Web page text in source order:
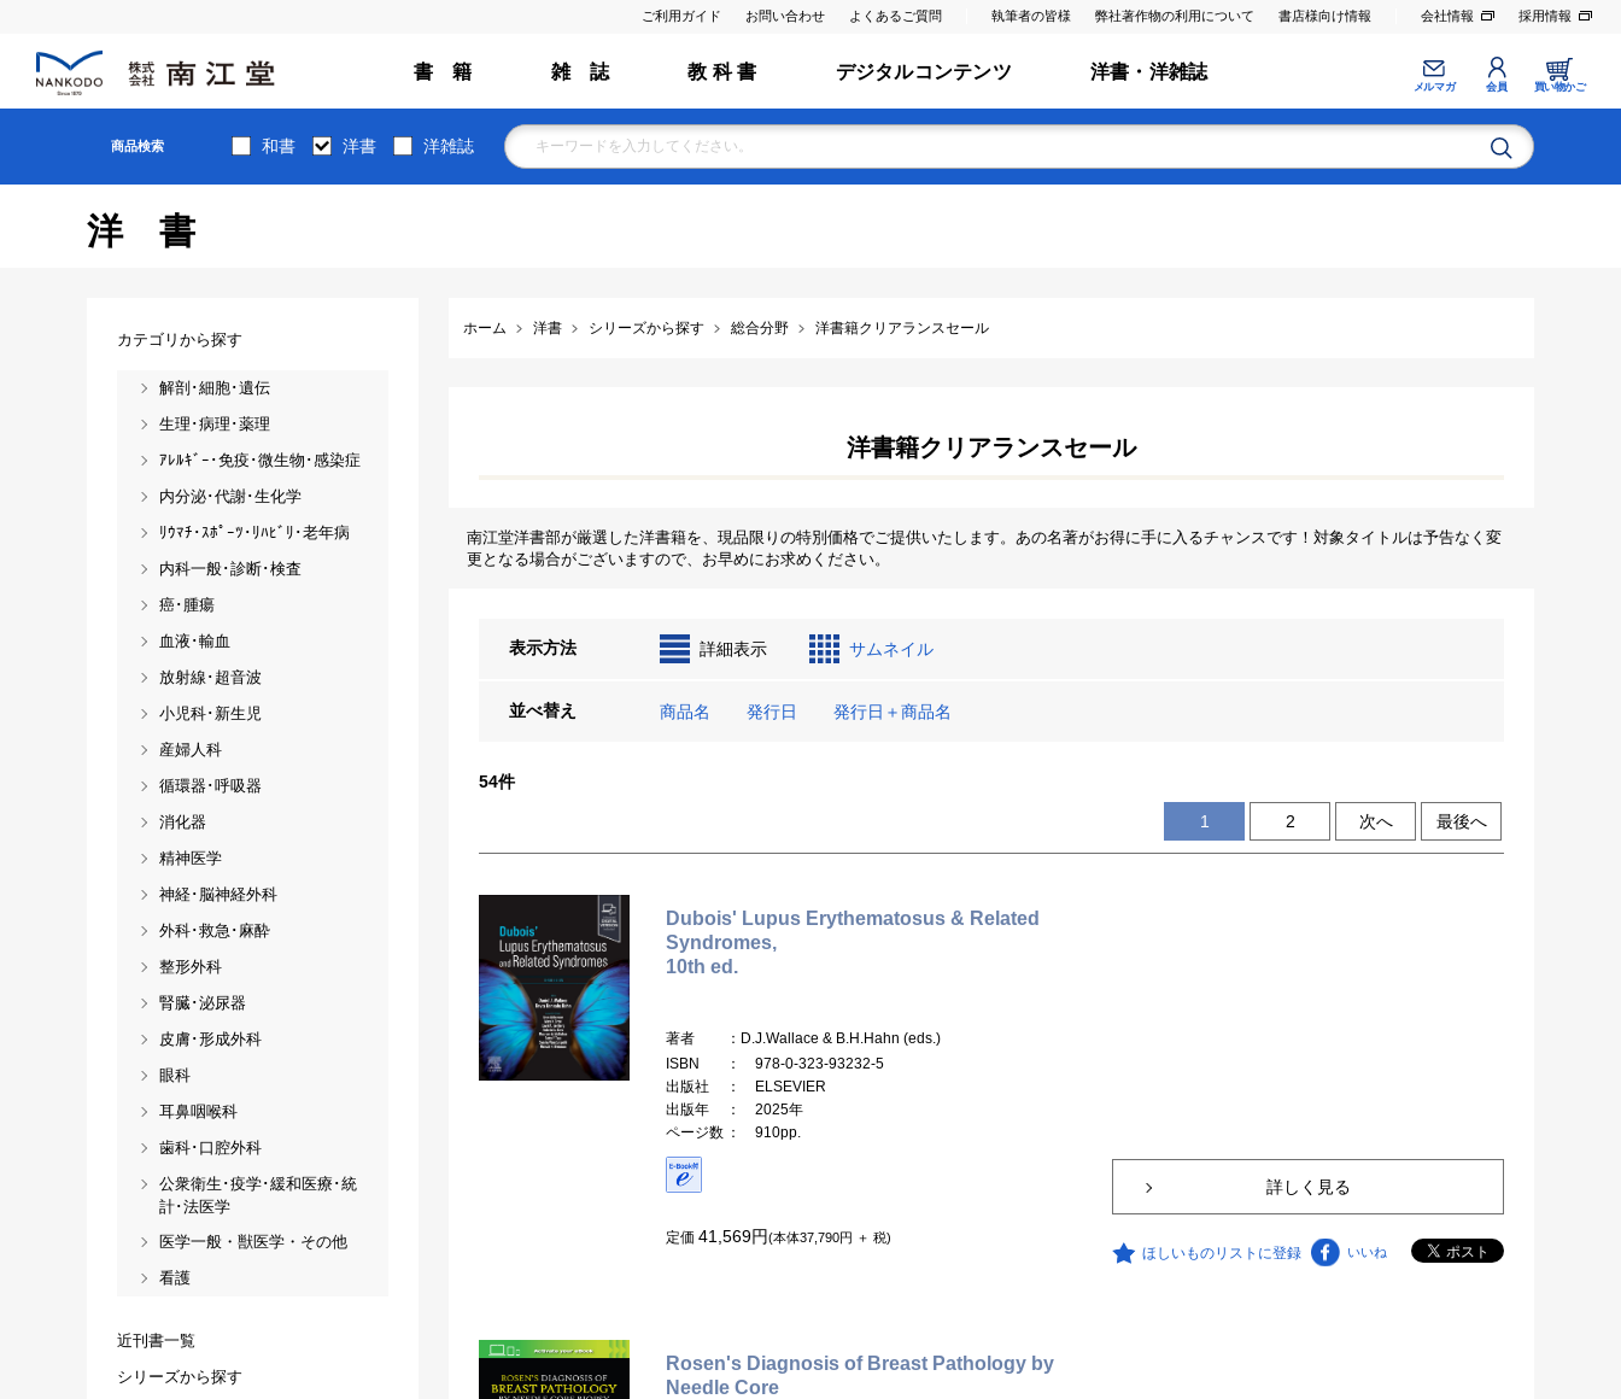
ご利用ガイド お問い合わせ よくあるご質問 執筆者の皆様 弊社著作物の利用について 書店様向け情報 会社情報 採用情報
書 籍 雑 誌 教 科 書 デジタルコンテンツ 洋書・洋雑誌
メルマガ 会員 買い物かご
商品検索 和書 洋書 洋雑誌
洋書
ホーム 洋書 シリーズから探す 総合分野 洋書籍クリアランスセール
洋書籍クリアランスセール
南江堂洋書部が厳選した洋書籍を、現品限りの特別価格でご提供いたします。あの名著がお得に手に入るチャンスです！対象タイトルは予告なく変
更となる場合がございますので、お早めにお求めください。
表示方法 詳細表示 サムネイル
並べ替え 商品名 発行日 発行日＋商品名
54件
1 2 次へ 最後へ
Dubois' Lupus Erythematosus & Related
Syndromes,
10th ed.
著者
：D.J.Wallace & B.H.Hahn (eds.)
ISBN
： 978-0-323-93232-5
出版社
： ELSEVIER
出版年
： 2025年
ページ数 ： 910pp.
定価 41,569円(本体37,790円 ＋ 税)
詳しく見る
ほしいものリストに登録 いいね
Rosen's Diagnosis of Breast Pathology by
Needle Core
カテゴリから探す
解剖･細胞･遺伝
生理･病理･薬理
ｱﾚﾙｷﾞｰ･免疫･微生物･感染症
内分泌･代謝･生化学
ﾘｳﾏﾁ･ｽﾎﾟｰﾂ･ﾘﾊﾋﾞﾘ･老年病
内科一般･診断･検査
癌･腫瘍
血液･輸血
放射線･超音波
小児科･新生児
産婦人科
循環器･呼吸器
消化器
精神医学
神経･脳神経外科
外科･救急･麻酔
整形外科
腎臓･泌尿器
皮膚･形成外科
眼科
耳鼻咽喉科
歯科･口腔外科
公衆衛生･疫学･緩和医療･統
計･法医学
医学一般・獣医学・その他
看護
近刊書一覧
シリーズから探す